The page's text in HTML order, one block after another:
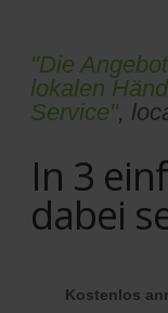
"Die
lokalen
Service",
In 3
dabei
Kostenlos